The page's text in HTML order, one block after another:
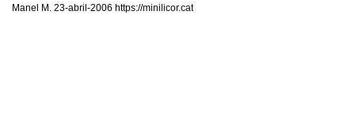
Manel M. 23-abril-2006 https://minilicor.cat